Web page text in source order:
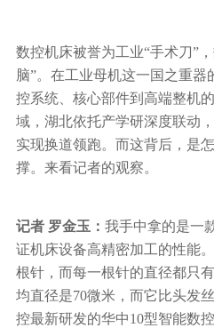
员工风采
公示公告
视频中心
技术分享
投资者提问
法制宣传
投教园地
联系我们
销售与服务网络
数控机床被誉为工业“手术刀”
脑”。在工业母机这一国之重器
控系统、核心部件到高端整机
域，湖北依托产学研深度联动
实现换道领跑。而这背后，是
撑。来看记者的观察。
记者 罗金玉 ： 我手中拿的是一
证机床设备高精密加工的性能
根针，而每一根针的直径都只
均直径是70微米，而它比头发
控最新研发的华中10型智能数